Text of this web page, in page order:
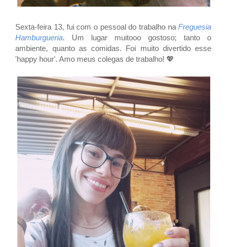
Sexta-feira 13, fui com o pessoal do trabalho naFreguesia
Hamburgueria. Um lugar muitooo gostoso; tanto o
ambiente, quanto as comidas. Foi muito divertido esse
'happy hour'. Amo meus colegas de trabalho! 💖